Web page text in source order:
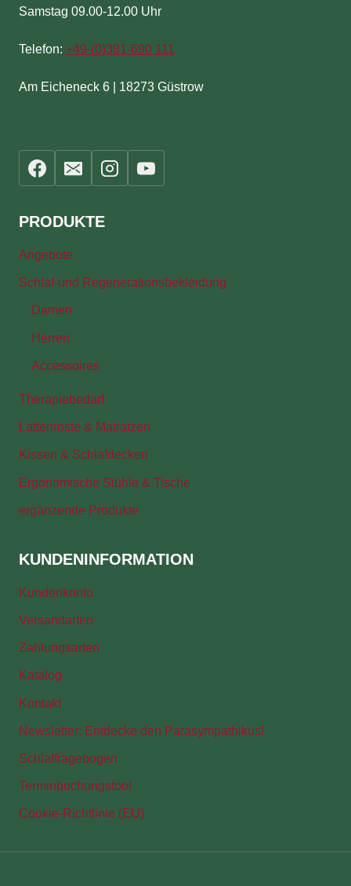
Samstag 09.00-12.00 Uhr
Telefon: +49-(0)381-690 111
Am Eicheneck 6 | 18273 Güstrow
PRODUKTE
Angebote
Schlaf-und Regenerationsbekleidung
Damen
Herren
Accessoires
Therapiebedarf
Lattenroste & Matratzen
Kissen & Schlafdecken
Ergonomische Stühle & Tische
ergänzende Produkte
KUNDENINFORMATION
Kundenkonto
Versandarten
Zahlungsarten
Katalog
Kontakt
Newsletter: Entdecke den Parasympathikus!
Schlaffragebogen
Terminbuchungstool
Cookie-Richtlinie (EU)